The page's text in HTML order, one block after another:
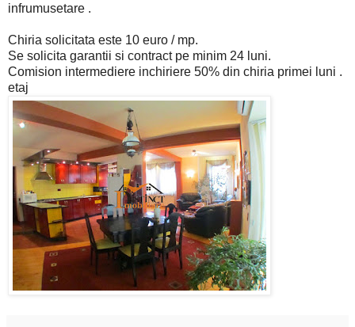
infrumusetare .
Chiria solicitata este 10 euro / mp.
Se solicita garantii si contract pe minim 24 luni.
Comision intermediere inchiriere 50% din chiria primei luni .
etaj